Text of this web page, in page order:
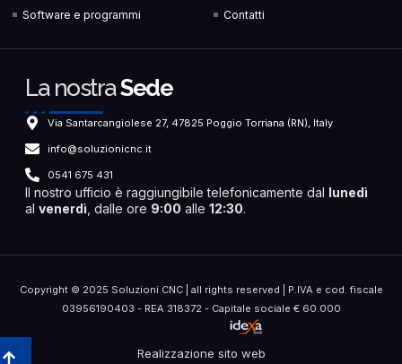
Software e programmi
Contatti
La nostraSede
Via Santarcangiolese 27, 47825 Poggio Torriana (RN), Italy
info@soluzionicnc.it
0541 675 431
Il nostro ufficio è raggiungibile telefonicamente dal lunedì
al venerdì , dalle ore 9:00 alle 12:30.
Copyright © 2025 Soluzioni CNC | all rights reserved | P.IVA e cod. fiscale
03956190403 - REA 318372 - Capitale sociale € 60.000
Realizzazione sito web